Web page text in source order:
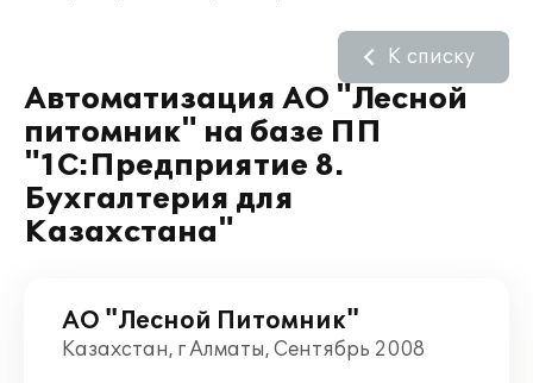
Автоматизация АО "Лесной
питомник" на базе ПП
"1С:Предприятие 8.
Бухгалтерия для
Казахстана"
К списку
АО "Лесной Питомник"
Казахстан, г Алматы, Сентябрь 2008